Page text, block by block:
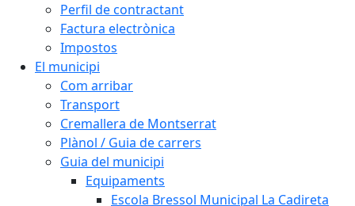
Perfil de contractant
Factura electrònica
Impostos
El municipi
Com arribar
Transport
Cremallera de Montserrat
Plànol / Guia de carrers
Guia del municipi
Equipaments
Escola Bressol Municipal La Cadireta